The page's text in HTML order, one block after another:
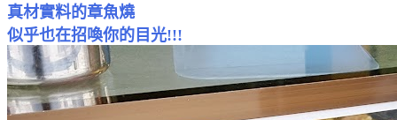
真材實料的章魚燒
似乎也在招喚你的目光!!!